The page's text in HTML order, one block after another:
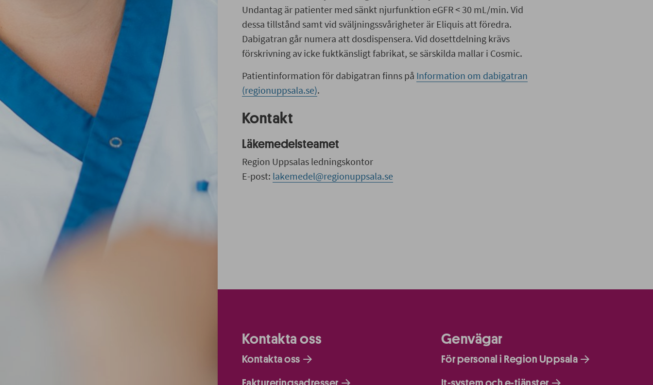
Undantag är patienter med sänkt njurfunktion eGFR < 30 mL/min. Vid
dessa tillstånd samt vid sväljningssvårigheter är Eliquis att föredra.
Dabigatran går numera att dosdispensera. Vid dosettdelning krävs
förskrivning av icke fuktkänsligt fabrikat, se särskilda mallar i Cosmic.
Patientinformation för dabigatran finns på Information om dabigatran
(regionuppsala.se).
Kontakt
Läkemedelsteamet
Region Uppsalas ledningskontor
E-post: lakemedel@regionuppsala.se
Kontakta oss
Kontakta oss
Genvägar
För personal i Region Uppsala